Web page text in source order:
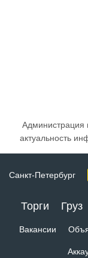
Администрация
актуальность
Санкт-Петербург
Торги Груз
Вакансии